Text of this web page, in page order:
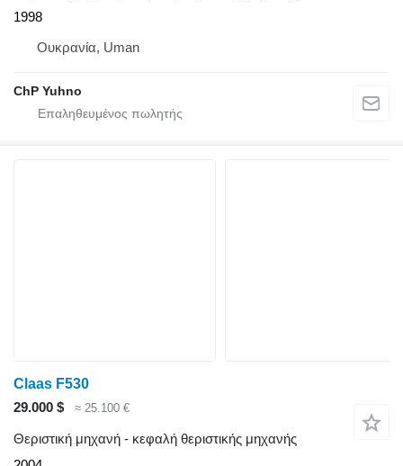
1998
Ουκρανία, Uman
ChP Yuhno
Claas F530
29.000 $
≈ 25.100 €
Θεριστική μηχανή - κεφαλή θεριστικής μηχανής